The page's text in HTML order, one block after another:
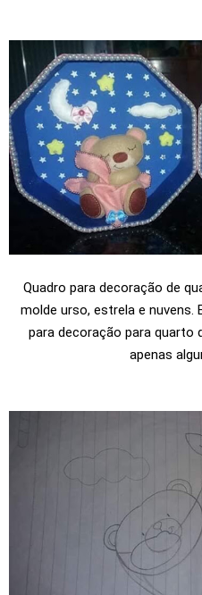
Quadro para decoração de
molde urso, estrela e nuvens.
para decoração para quarto
apenas